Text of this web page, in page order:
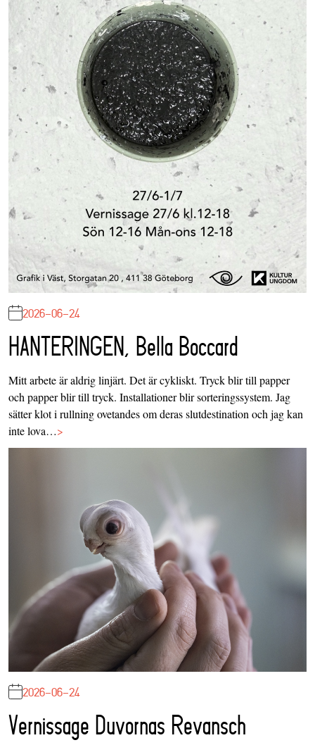
2026-06-24
HANTERINGEN, Bella Boccard
Mitt arbete är aldrig linjärt. Det är cykliskt. Tryck blir till papper
och papper blir till tryck. Installationer blir sorteringssystem. Jag
sätter klot i rullning ovetandes om deras slutdestination och jag kan
inte lova…>
2026-06-24
Vernissage Duvornas Revansch